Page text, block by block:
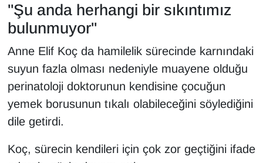
"Şu anda herhangi bir sıkıntımız
bulunmuyor"
Anne Elif Koç da hamilelik sürecinde karnındaki
suyun fazla olması nedeniyle muayene olduğu
perinatoloji doktorunun kendisine çocuğun
yemek borusunun tıkalı olabileceğini söylediğini
dile getirdi.
Koç, sürecin kendileri için çok zor geçtiğini ifade